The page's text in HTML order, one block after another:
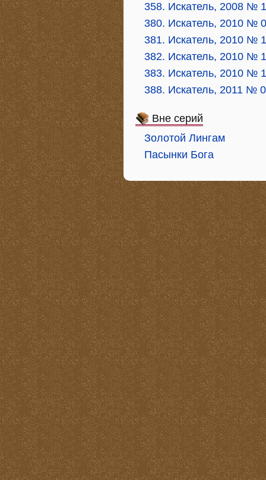
358. Искатель, 2008 №
380. Искатель, 2010 №
381. Искатель, 2010 №
382. Искатель, 2010 №
383. Искатель, 2010 №
388. Искатель, 2011 №
Вне серий
Золотой Лингам
Пасынки Бога